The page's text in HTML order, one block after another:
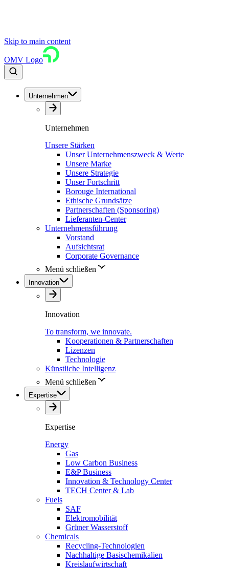
Skip to main content
OMV Logo
Unternehmen
Unternehmen
Unsere Stärken
Unser Unternehmenszweck & Werte
Unsere Marke
Unsere Strategie
Unser Fortschritt
Borouge International
Ethische Grundsätze
Partnerschaften (Sponsoring)
Lieferanten-Center
Unternehmensführung
Vorstand
Aufsichtsrat
Corporate Governance
Menü schließen
Innovation
Innovation
To transform, we innovate.
Kooperationen & Partnerschaften
Lizenzen
Technologie
Künstliche Intelligenz
Menü schließen
Expertise
Expertise
Energy
Gas
Low Carbon Business
E&P Business
Innovation & Technology Center
TECH Center & Lab
Fuels
SAF
Elektromobilität
Grüner Wasserstoff
Chemicals
Recycling-Technologien
Nachhaltige Basischemikalien
Kreislaufwirtschaft